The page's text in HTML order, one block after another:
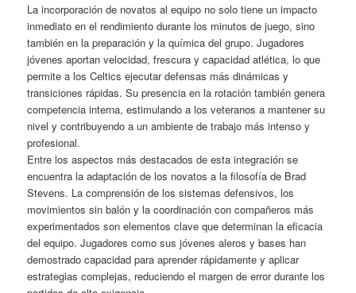
La incorporación de novatos al equipo no solo tiene un impacto
inmediato en el rendimiento durante los minutos de juego, sino
también en la preparación y la química del grupo. Jugadores
jóvenes aportan velocidad, frescura y capacidad atlética, lo que
permite a los Celtics ejecutar defensas más dinámicas y
transiciones rápidas. Su presencia en la rotación también genera
competencia interna, estimulando a los veteranos a mantener su
nivel y contribuyendo a un ambiente de trabajo más intenso y
profesional.
Entre los aspectos más destacados de esta integración se
encuentra la adaptación de los novatos a la filosofía de Brad
Stevens. La comprensión de los sistemas defensivos, los
movimientos sin balón y la coordinación con compañeros más
experimentados son elementos clave que determinan la eficacia
del equipo. Jugadores como sus jóvenes aleros y bases han
demostrado capacidad para aprender rápidamente y aplicar
estrategias complejas, reduciendo el margen de error durante los